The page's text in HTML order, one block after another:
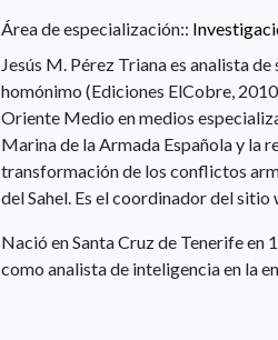
Área de especialización::
Jesús M. Pérez Triana es analista
homónimo (Ediciones ElCobre,
Oriente Medio en medios
Marina de la Armada Española y la
transformación de los conflictos
del Sahel. Es el coordinador del
Nació en Santa Cruz de Tenerife en
como analista de inteligencia en la